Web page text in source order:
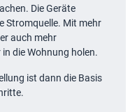
Die Geräte
Stromquelle. Mit mehr
auch mehr
die Wohnung holen.
ist dann die Basis